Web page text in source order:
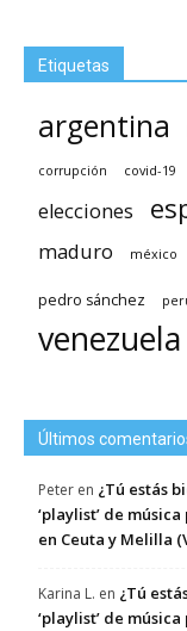
Etiquetas
argentina
corrupción covid-19
elecciones
maduro méxico
pedro sánchez
venezuela
Últimos
Peter en ¿Tú estás
‘playlist’ de
en Ceuta y Melilla
Karina L. en ¿Tú
‘playlist’ de